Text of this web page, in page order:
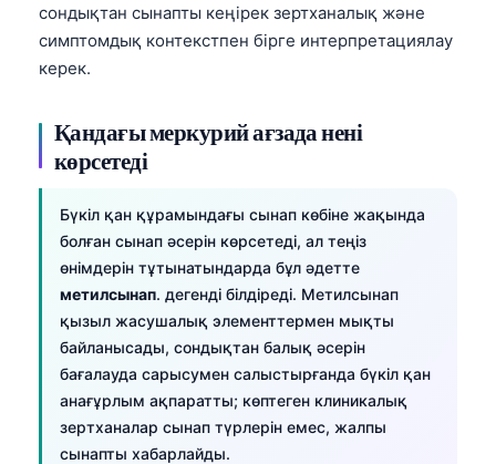
сондықтан сынапты кеңірек зертханалық және
симптомдық контекстпен бірге интерпретациялау
керек.
Қандағы меркурий ағзада нені
көрсетеді
Бүкіл қан құрамындағы сынап көбіне жақында
болған сынап әсерін көрсетеді, ал теңіз
өнімдерін тұтынатындарда бұл әдетте
метилсынап. дегенді білдіреді. Метилсынап
қызыл жасушалық элементтермен мықты
байланысады, сондықтан балық әсерін
бағалауда сарысумен салыстырғанда бүкіл қан
анағұрлым ақпаратты; көптеген клиникалық
зертханалар сынап түрлерін емес, жалпы
сынапты хабарлайды.